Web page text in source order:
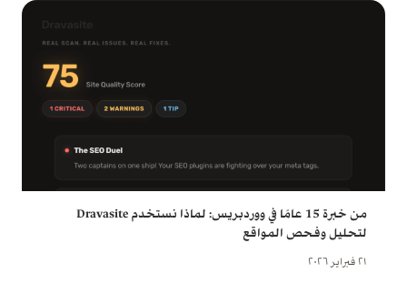
من خبرة 15 عامًا في ووردبريس: لماذا نستخدم Dravasite
لتحليل وفحص المواقع
٢١ فبراير ٢٠٢٦